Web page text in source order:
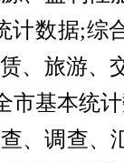
计数据;综
、旅游、
基本统计
、调查、